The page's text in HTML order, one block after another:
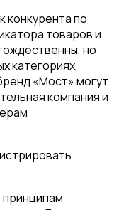
конкурента по
товаров и
но
категориях,
«Мост» могут
компания и